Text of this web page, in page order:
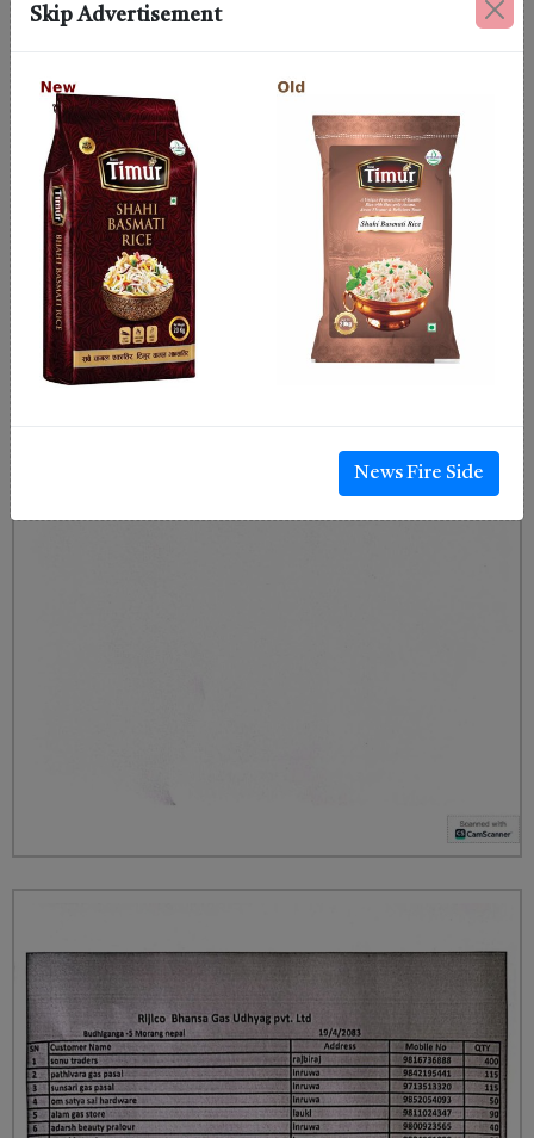
Skip Advertisement
News Fire Side